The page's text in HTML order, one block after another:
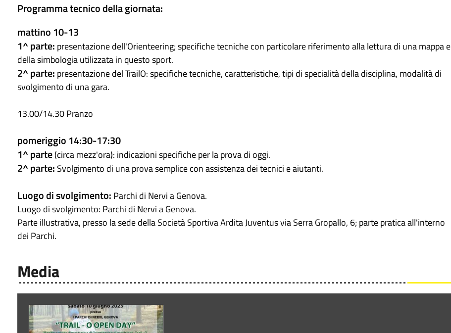
Programma tecnico della giornata:
mattino 10-13
1^ parte: presentazione dell'Orienteering; specifiche tecniche con particolare riferimento alla lettura di una mappa e
della simbologia utilizzata in questo sport.
2^ parte: presentazione del TrailO: specifiche tecniche, caratteristiche, tipi di specialità della disciplina, modalità di
svolgimento di una gara.
13.00/14.30 Pranzo
pomeriggio 14:30-17:30
1^ parte(circa mezz'ora): indicazioni specifiche per la prova di oggi.
2^ parte: Svolgimento di una prova semplice con assistenza dei tecnici e aiutanti.
Luogo di svolgimento: Parchi di Nervi a Genova.
Luogo di svolgimento: Parchi di Nervi a Genova.
Parte illustrativa, presso la sede della Società Sportiva Ardita Juventus via Serra Gropallo, 6; parte pratica all'interno
dei Parchi.
Media